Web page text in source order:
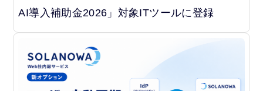
AI導入補助金2026」対象ITツールに登録